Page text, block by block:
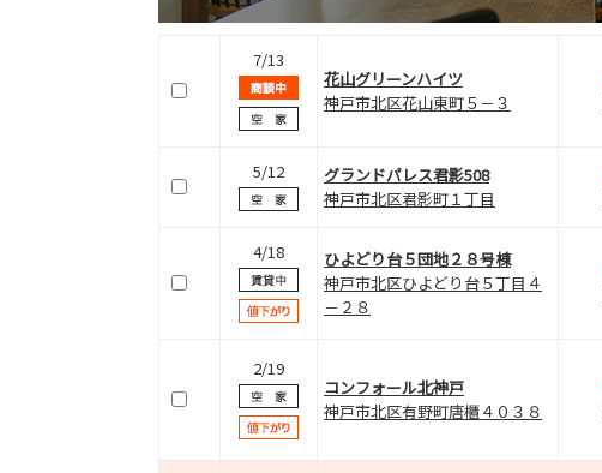
7/13
花山グリーンハイツ
神戸市北区花山東町５－３
5/12
グランドパレス君影508
神戸市北区君影町１丁目
4/18
ひよどり台５団地２８号棟
神戸市北区ひよどり台５丁目４
－２８
2/19
コンフォール北神戸
神戸市北区有野町唐櫃４０３８